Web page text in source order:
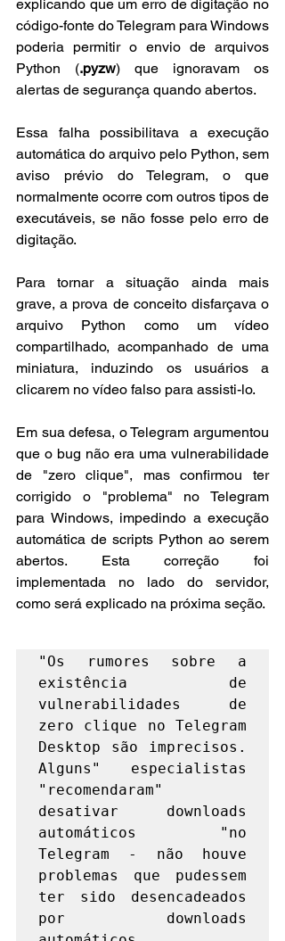
explicando que um erro de digitação no
código-fonte do Telegram para Windows
poderia permitir o envio de arquivos
Python (.pyzw) que ignoravam os
alertas de segurança quando abertos.
Essa falha possibilitava a execução
automática do arquivo pelo Python, sem
aviso prévio do Telegram, o que
normalmente ocorre com outros tipos de
executáveis, se não fosse pelo erro de
digitação.
Para tornar a situação ainda mais
grave, a prova de conceito disfarçava o
arquivo Python como um vídeo
compartilhado, acompanhado de uma
miniatura, induzindo os usuários a
clicarem no vídeo falso para assisti-lo.
Em sua defesa, o Telegram argumentou
que o bug não era uma vulnerabilidade
de "zero clique", mas confirmou ter
corrigido o "problema" no Telegram
para Windows, impedindo a execução
automática de scripts Python ao serem
abertos. Esta correção foi
implementada no lado do servidor,
como será explicado na próxima seção.
"Os rumores sobre a
existência de
vulnerabilidades de
zero clique no Telegram
Desktop são imprecisos.
Alguns" especialistas
"recomendaram"
desativar downloads
automáticos "no
Telegram - não houve
problemas que pudessem
ter sido desencadeados
por downloads